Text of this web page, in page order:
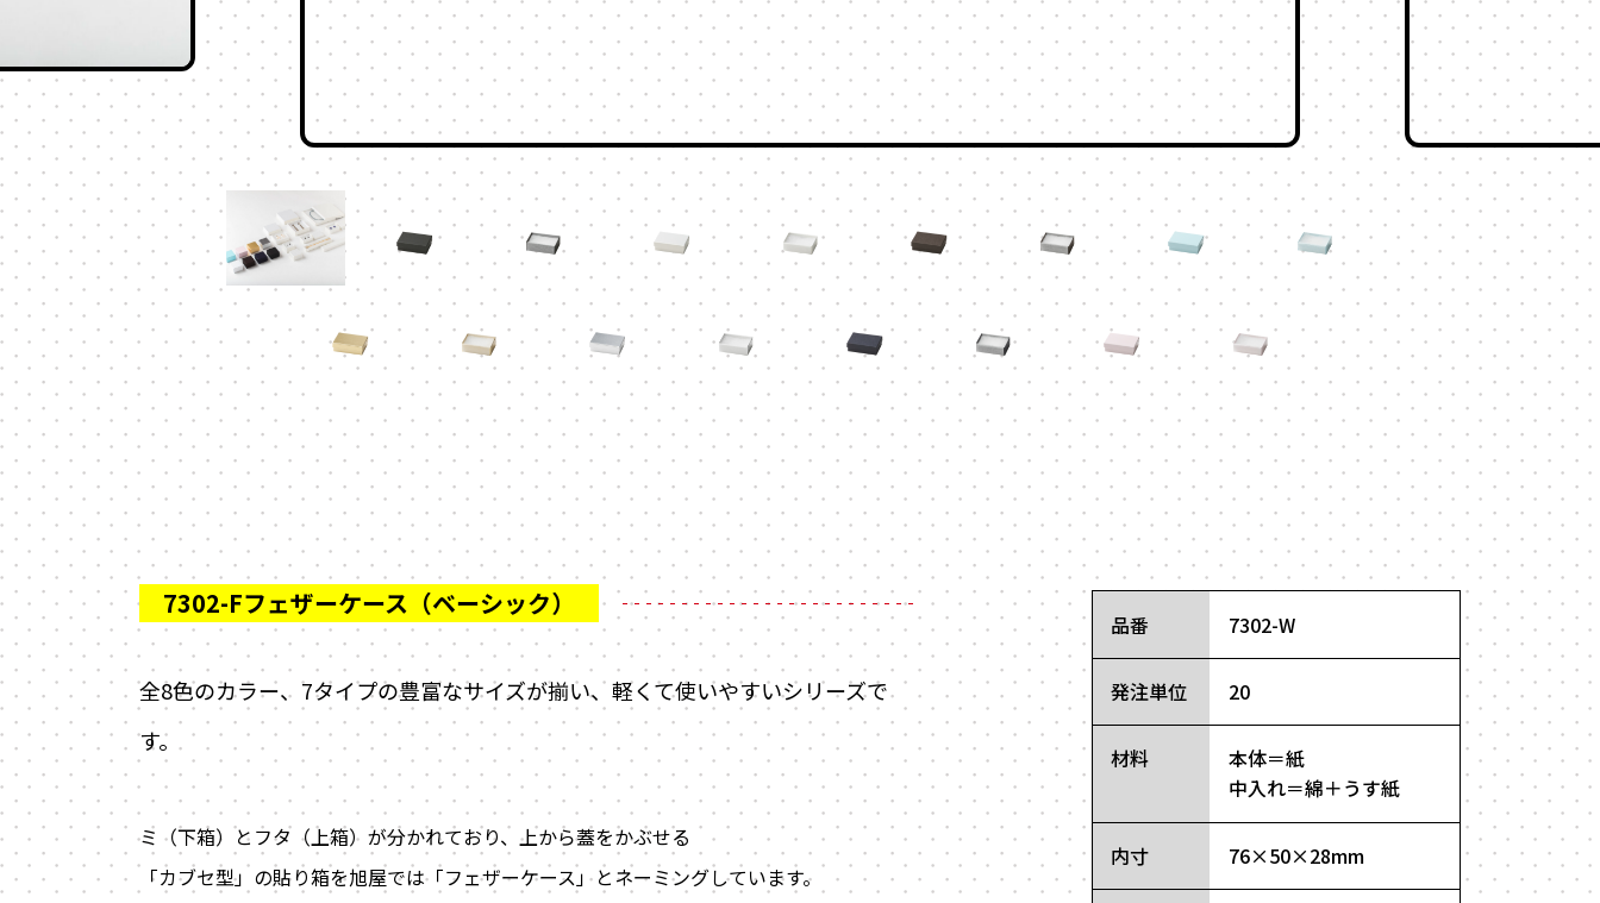
全8色のカラー、7タイプの豊富なサイズが揃い、軽くて使いやすいシリーズで
す。
ミ（下箱）とフタ（上箱）が分かれており、上から蓋をかぶせる
「カブセ型」の貼り箱を旭屋では「フェザーケース」とネーミングしています。
品番 7302-W
発注単位 20
材料
本体＝紙
中入れ＝綿＋うす紙
内寸 76×50×28mm